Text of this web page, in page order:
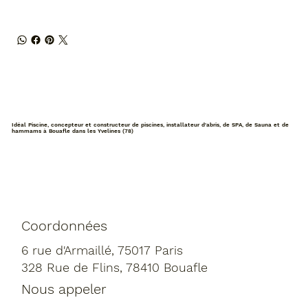
Idéal Piscine, concepteur et constructeur de piscines, installateur d'abris, de SPA, de Sauna et de
hammams à Bouafle dans les Yvelines (78)
Coordonnées
6 rue d'Armaillé, 75017 Paris
328 Rue de Flins, 78410 Bouafle
Nous appeler